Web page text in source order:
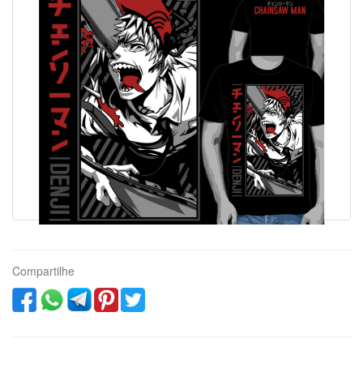
Compartilhe